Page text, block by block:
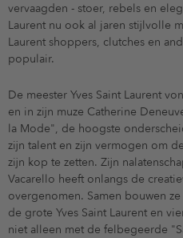
vervaagden - stoer, rebels en
Laurent nu ook al jaren stijlvolle
Laurent shoppers, clutches en
populair.
De meester Yves Saint Laurent
en in zijn muze Catherine
la Mode", de hoogste
zijn talent en zijn vermogen om
zijn kop te zetten. Zijn
Vacarello heeft onlangs de
overgenomen. Samen bouwen
de grote Yves Saint Laurent en
niet alleen met de felbegeerde